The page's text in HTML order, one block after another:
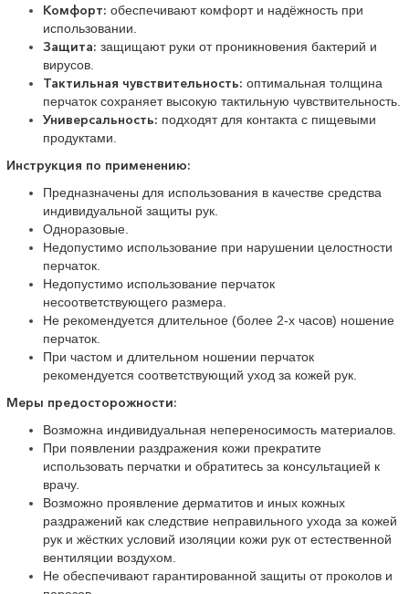
Комфорт: обеспечивают комфорт и надёжность при
использовании.
Защита: защищают руки от проникновения бактерий и
вирусов.
Тактильная чувствительность: оптимальная толщина
перчаток сохраняет высокую тактильную чувствительность.
Универсальность: подходят для контакта с пищевыми
продуктами.
Инструкция по применению:
Предназначены для использования в качестве средства
индивидуальной защиты рук.
Одноразовые.
Недопустимо использование при нарушении целостности
перчаток.
Недопустимо использование перчаток
несоответствующего размера.
Не рекомендуется длительное (более 2-х часов) ношение
перчаток.
При частом и длительном ношении перчаток
рекомендуется соответствующий уход за кожей рук.
Меры предосторожности:
Возможна индивидуальная непереносимость материалов.
При появлении раздражения кожи прекратите
использовать перчатки и обратитесь за консультацией к
врачу.
Возможно проявление дерматитов и иных кожных
раздражений как следствие неправильного ухода за кожей
рук и жёстких условий изоляции кожи рук от естественной
вентиляции воздухом.
Не обеспечивают гарантированной защиты от проколов и